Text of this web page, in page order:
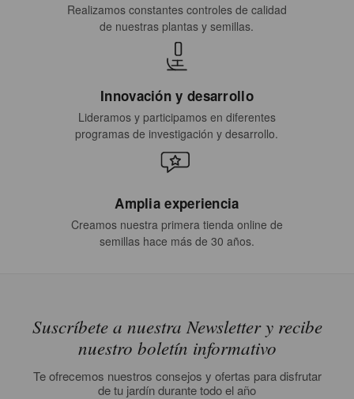
Realizamos constantes controles de calidad
de nuestras plantas y semillas.
Innovación y desarrollo
Lideramos y participamos en diferentes
programas de investigación y desarrollo.
Amplia experiencia
Creamos nuestra primera tienda online de
semillas hace más de 30 años.
Suscríbete a nuestra Newsletter y recibe
nuestro boletín informativo
Te ofrecemos nuestros consejos y ofertas para disfrutar
de tu jardín durante todo el año